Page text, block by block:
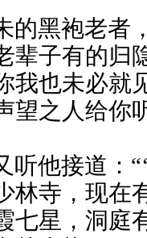
黑袍老者
辈子有的归
我也未必就
望之人给你
他接道：
林寺，现在
七星，洞庭